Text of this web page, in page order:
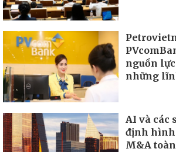
nguồn
những
AI và các
định
M&A